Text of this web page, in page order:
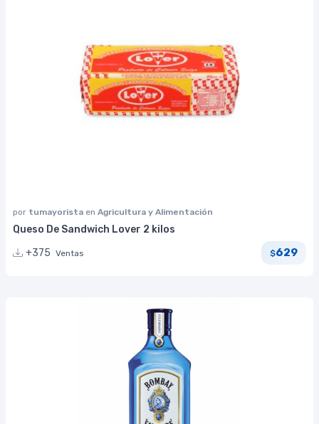
por tumayorista en Agricultura y Alimentación
Queso De Sandwich Lover 2 kilos
+375 Ventas $629